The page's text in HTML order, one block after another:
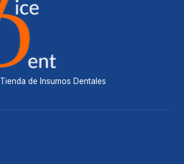
Tienda de Insumos Dentales